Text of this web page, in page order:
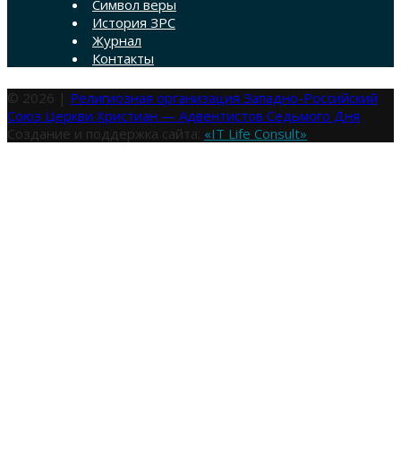
Символ веры
История ЗРС
Журнал
Контакты
© 2026 | Религиозная организация Западно-Российский
Союз Церкви Христиан — Адвентистов Седьмого Дня
Создание и поддержка сайта: «IT Life Consult»